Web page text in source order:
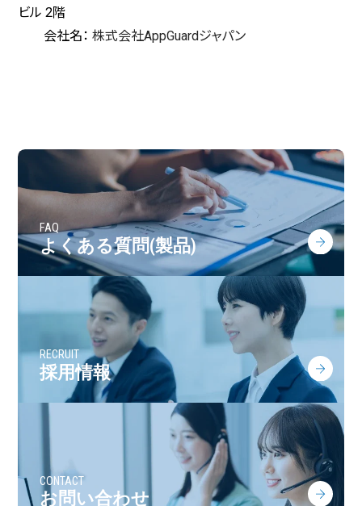
ビル 2階
会社名：株式会社AppGuardジャパン
FAQ
よくある質問(製品)
RECRUIT
採用情報
CONTACT
お問い合わせ